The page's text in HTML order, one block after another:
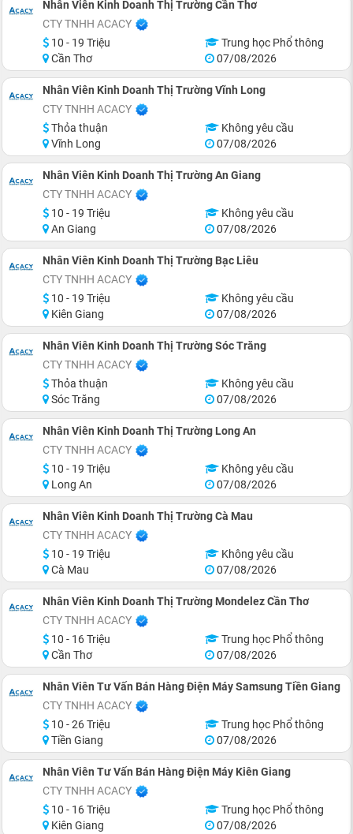
Nhân Viên Kinh Doanh Thị Trường Cần Thơ
CTY TNHH ACACY
10 - 19 Triệu
Trung học Phổ thông
Cần Thơ
07/08/2026
Nhân Viên Kinh Doanh Thị Trường Vĩnh Long
CTY TNHH ACACY
Thỏa thuận
Không yêu cầu
Vĩnh Long
07/08/2026
Nhân Viên Kinh Doanh Thị Trường An Giang
CTY TNHH ACACY
10 - 19 Triệu
Không yêu cầu
An Giang
07/08/2026
Nhân Viên Kinh Doanh Thị Trường Bạc Liêu
CTY TNHH ACACY
10 - 19 Triệu
Không yêu cầu
Kiên Giang
07/08/2026
Nhân Viên Kinh Doanh Thị Trường Sóc Trăng
CTY TNHH ACACY
Thỏa thuận
Không yêu cầu
Sóc Trăng
07/08/2026
Nhân Viên Kinh Doanh Thị Trường Long An
CTY TNHH ACACY
10 - 19 Triệu
Không yêu cầu
Long An
07/08/2026
Nhân Viên Kinh Doanh Thị Trường Cà Mau
CTY TNHH ACACY
10 - 19 Triệu
Không yêu cầu
Cà Mau
07/08/2026
Nhân Viên Kinh Doanh Thị Trường Mondelez Cần Thơ
CTY TNHH ACACY
10 - 16 Triệu
Trung học Phổ thông
Cần Thơ
07/08/2026
Nhân Viên Tư Vấn Bán Hàng Điện Máy Samsung Tiền Giang
CTY TNHH ACACY
10 - 26 Triệu
Trung học Phổ thông
Tiền Giang
07/08/2026
Nhân Viên Tư Vấn Bán Hàng Điện Máy Kiên Giang
CTY TNHH ACACY
10 - 16 Triệu
Trung học Phổ thông
Kiên Giang
07/08/2026